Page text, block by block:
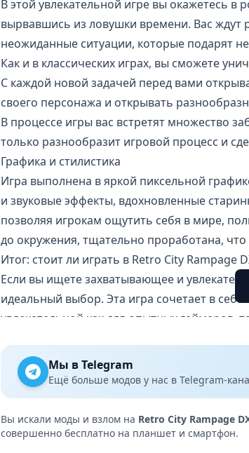
В этой увлекательной игре вы окажетесь в
вырвавшись из ловушки времени. Вас ждут
неожиданные ситуации, которые подарят
Как и в классических играх, вы сможете
С каждой новой задачей перед вами
своего персонажа и открывать
В процессе игры вас встретят множество
только разнообразит игровой процесс и
Графика и стилистика
Игра выполнена в яркой пиксельной
и звуковые эффекты, вдохновленные
позволяя игрокам ощутить себя в мире,
до окружения, тщательно проработана,
Итог: стоит ли играть в Retro City Rampage
Если вы ищете захватывающее и
идеальный выбор. Эта игра сочетает в
увлекательной как для опытных геймеров,
Мы в Telegram
Ещё больше модов у нас в Telegram-
Вы искали моды и взлом на Retro City Rampage
совершенно бесплатно на планшет и смартфон.